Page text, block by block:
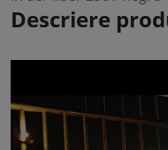
Descriere